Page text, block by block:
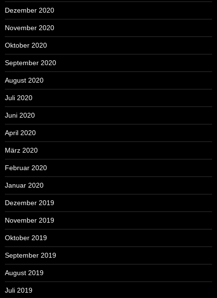
Dezember 2020
November 2020
Oktober 2020
September 2020
August 2020
Juli 2020
Juni 2020
April 2020
März 2020
Februar 2020
Januar 2020
Dezember 2019
November 2019
Oktober 2019
September 2019
August 2019
Juli 2019